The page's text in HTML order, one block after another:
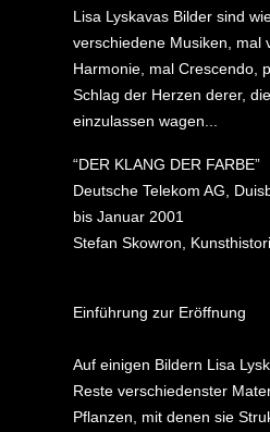
Lisa Lyskavas Bilder sind
verschiedene Musiken, mal
Harmonie, mal Crescendo,
Schlag der Herzen derer,
einzulassen wagen...
“DER KLANG DER FARBE”
Deutsche Telekom AG,
bis Januar 2001
Stefan Skowron,
Einführung zur Eröffnung
Auf einigen Bildern Lisa
Reste verschiedenster
Pflanzen, mit denen sie